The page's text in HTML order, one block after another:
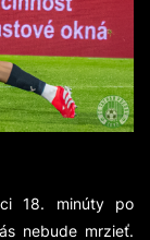
18. minúty po
nebude mrzieť.